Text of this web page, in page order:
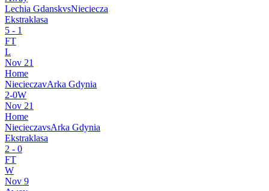
Lechia GdanskvsNieciecza
Ekstraklasa
5 - 1
FT
L
Nov 21
Home
NiecieczavArka Gdynia
2-0W
Nov 21
Home
NiecieczavsArka Gdynia
Ekstraklasa
2 - 0
FT
W
Nov 9